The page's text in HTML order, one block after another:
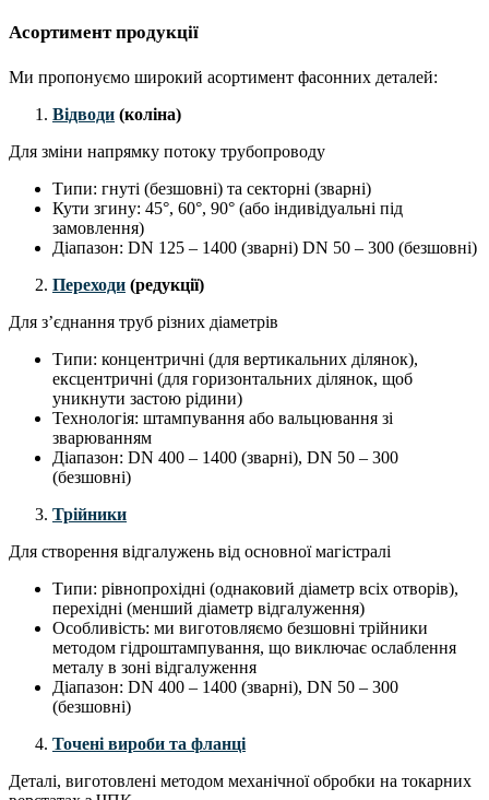
Асортимент продукції
Ми пропонуємо широкий асортимент фасонних деталей:
Відводи (коліна)
Для зміни напрямку потоку трубопроводу
Типи: гнуті (безшовні) та секторні (зварні)
Кути згину: 45°, 60°, 90° (або індивідуальні під
замовлення)
Діапазон: DN 125 – 1400 (зварні) DN 50 – 300 (безшовні)
Переходи (редукції)
Для з’єднання труб різних діаметрів
Типи: концентричні (для вертикальних ділянок),
ексцентричні (для горизонтальних ділянок, щоб
уникнути застою рідини)
Технологія: штампування або вальцювання зі
зварюванням
Діапазон: DN 400 – 1400 (зварні), DN 50 – 300
(безшовні)
Трійники
Для створення відгалужень від основної магістралі
Типи: рівнопрохідні (однаковий діаметр всіх отворів),
перехідні (менший діаметр відгалуження)
Особливість: ми виготовляємо безшовні трійники
методом гідроштампування, що виключає ослаблення
металу в зоні відгалуження
Діапазон: DN 400 – 1400 (зварні), DN 50 – 300
(безшовні)
Точені вироби та фланці
Деталі, виготовлені методом механічної обробки на токарних